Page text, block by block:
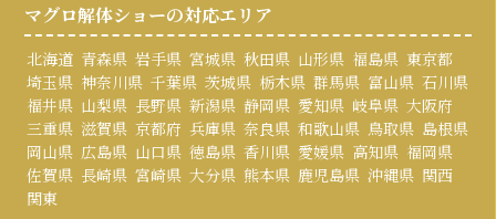
マグロ解体ショーの対応エリア
北海道 青森県 岩手県 宮城県 秋田県 山形県 福島県 東京都
埼玉県 神奈川県 千葉県 茨城県 栃木県 群馬県 富山県 石川県
福井県 山梨県 長野県 新潟県 静岡県 愛知県 岐阜県 大阪府
三重県 滋賀県 京都府 兵庫県 奈良県 和歌山県 鳥取県 島根県
岡山県 広島県 山口県 徳島県 香川県 愛媛県 高知県 福岡県
佐賀県 長崎県 宮崎県 大分県 熊本県 鹿児島県 沖縄県 関西
関東